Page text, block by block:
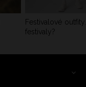
Festivalové
festivaly?